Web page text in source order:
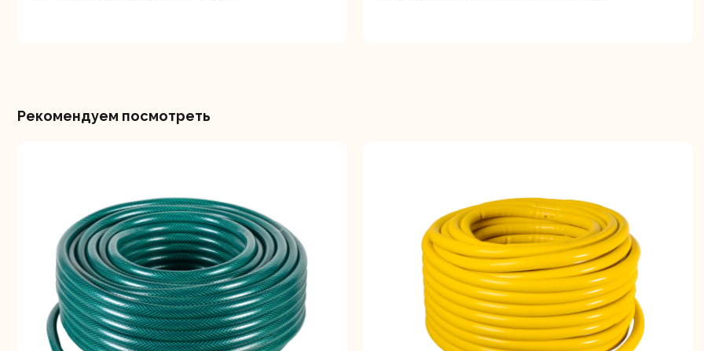
Рекомендуем посмотреть